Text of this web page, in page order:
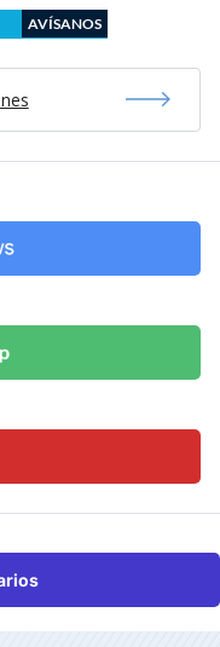
AVÍSANOS